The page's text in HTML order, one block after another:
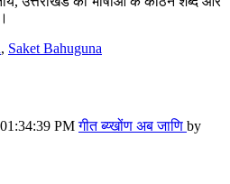
, Saket Bahuguna
PMगीत ब्य्खोंण अब जाणि by